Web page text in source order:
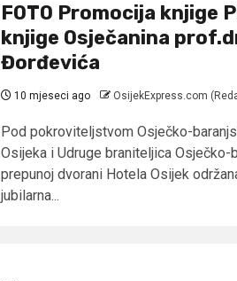
FOTO Promocija knjige
knjige Osječanina
Đorđevića
10 mjeseci ago OsijekExpress.com
Pod pokroviteljstvom Osječko-
Osijeka i Udruge braniteljica Osječko-
prepunoj dvorani Hotela Osijek
jubilarna...